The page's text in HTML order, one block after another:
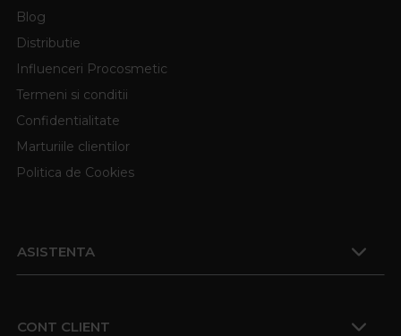
Blog
Distributie
Influenceri Procosmetic
Termeni si conditii
Confidentialitate
Marturiile clientilor
Politica de Cookies
ASISTENTA
CONT CLIENT